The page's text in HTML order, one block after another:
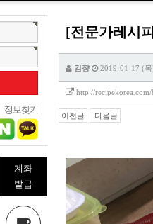
정보찾기
계좌
발급
[전문가레시
킴쟝 2019-01-17 (목
http://
이전글 다음글